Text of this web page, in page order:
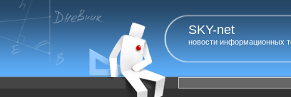
SKY-net
новости информационных